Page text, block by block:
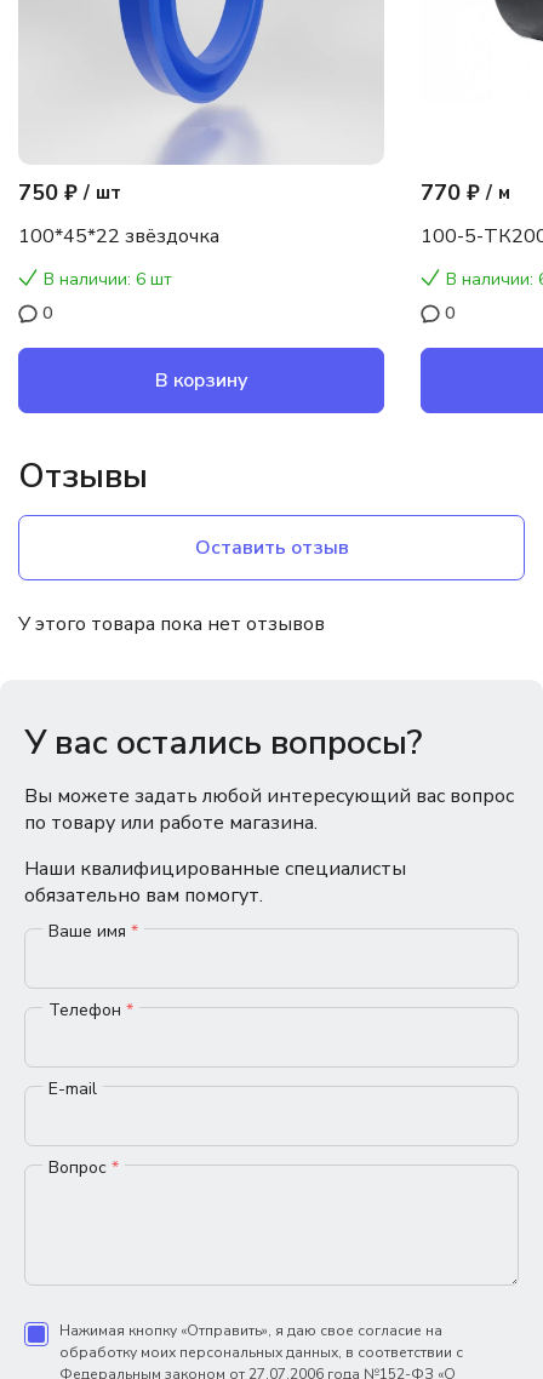
750 ₽ / шт
100*45*22 звёздочка
В наличии: 6 шт
0
В корзину
770 ₽ / м
100-5-
В наличии:
0
Отзывы
Оставить отзыв
У этого товара пока нет отзывов
У вас остались вопросы?
Вы можете задать любой интересующий вас вопрос
по товару или работе магазина.
Наши квалифицированные специалисты
обязательно вам помогут.
Ваше имя *
Телефон *
E-mail
Вопрос *
Нажимая кнопку «Отправить», я даю свое согласие на
обработку моих персональных данных, в соответствии с
Федеральным законом от 27.07.2006 года №152-ФЗ «О